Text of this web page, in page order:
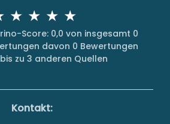
Score: 0,0 von insgesamt 0
davon 0 Bewertungen
zu 3 anderen Quellen
Kontakt: